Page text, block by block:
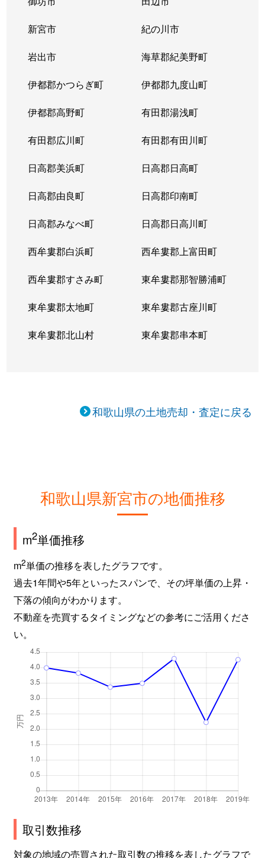
新宮市 紀の川市
岩出市 海草郡紀美野町
伊都郡かつらぎ町 伊都郡九度山町
伊都郡高野町 有田郡湯浅町
有田郡広川町 有田郡有田川町
日高郡美浜町 日高郡日高町
日高郡由良町 日高郡印南町
日高郡みなべ町 日高郡日高川町
西牟婁郡白浜町 西牟婁郡上富田町
西牟婁郡すさみ町 東牟婁郡那智勝浦町
東牟婁郡太地町 東牟婁郡古座川町
東牟婁郡北山村 東牟婁郡串本町
和歌山県の土地売却・査定に戻る
和歌山県新宮市の地価推移
m2単価推移
m2単価の推移を表したグラフです。
過去1年間や5年といったスパンで、その坪単価の上昇・
下落の傾向がわかります。
不動産を売買するタイミングなどの参考にご活用くださ
い。
取引数推移
対象の地域の売買された取引数の推移を表したグラフで